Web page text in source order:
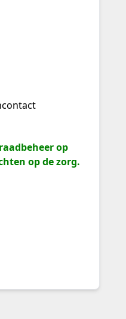
op
op de zorg.